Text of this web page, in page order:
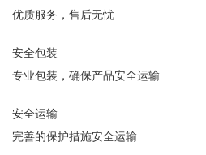
优质服务，售后无忧
安全包装
专业包装，确保产品安全运输
安全运输
完善的保护措施安全运输